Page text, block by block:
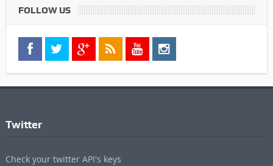
FOLLOW US
Twitter
Check your twitter API's keys